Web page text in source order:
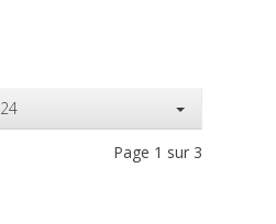
24
Page 1 sur 3